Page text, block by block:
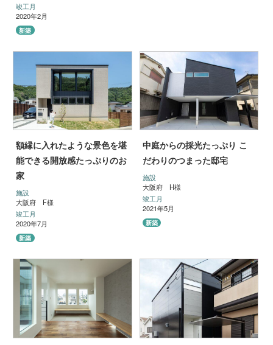
竣工月
2020年2月
新築
額縁に入れたような景色を堪
能できる開放感たっぷりのお
家
施設
大阪府 F様
竣工月
2020年7月
新築
中庭からの採光たっぷり こ
だわりのつまった邸宅
施設
大阪府 H様
竣工月
2021年5月
新築